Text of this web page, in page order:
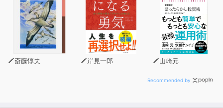
斎藤惇夫 岸見一郎 山崎元
Recommended by